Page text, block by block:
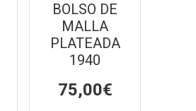
BOLSO DE
MALLA
PLATEADA
1940
75,00€